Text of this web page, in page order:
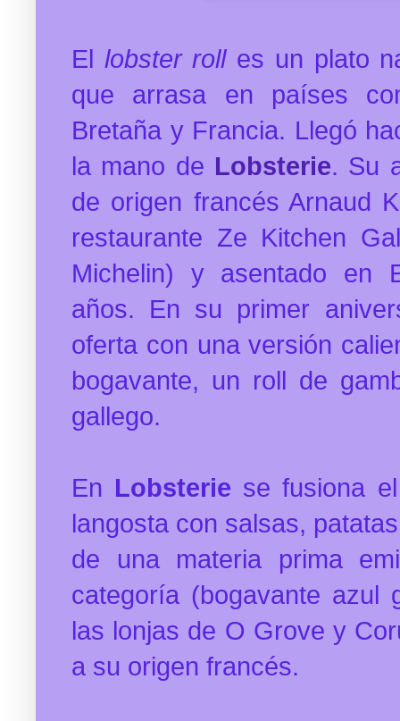
El lobster rolles un plato
que arrasa en países
Bretaña y Francia. Llegó
la mano de Lobsterie. Su
de origen francés Arnaud
restaurante Ze Kitchen
Michelin) y asentado en
años. En su primer
oferta con una versión
bogavante, un roll de
gallego.
En Lobsterie se fusiona
langosta con salsas,
de una materia prima
categoría (bogavante azul
las lonjas de O Grove y
a su origen francés.